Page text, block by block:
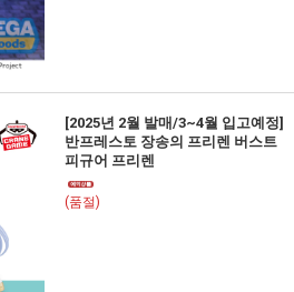
[2025년 2월 발매/3~4월 입고예정]
반프레스토 장송의 프리렌 버스트
피규어 프리렌
(품절)